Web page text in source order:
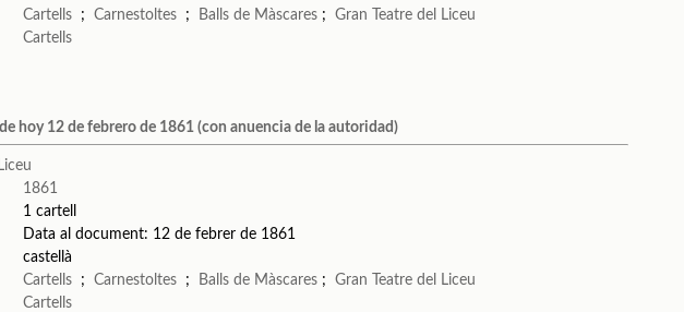
Cartells ;Carnestoltes ; Balls de Màscares ;Gran Teatre del Liceu
Cartells
hoy 12 de febrero de 1861 (con anuencia de la autoridad)
1861
1 cartell
Data al document: 12 de febrer de 1861
castellà
Cartells ;Carnestoltes ; Balls de Màscares ;Gran Teatre del Liceu
Cartells